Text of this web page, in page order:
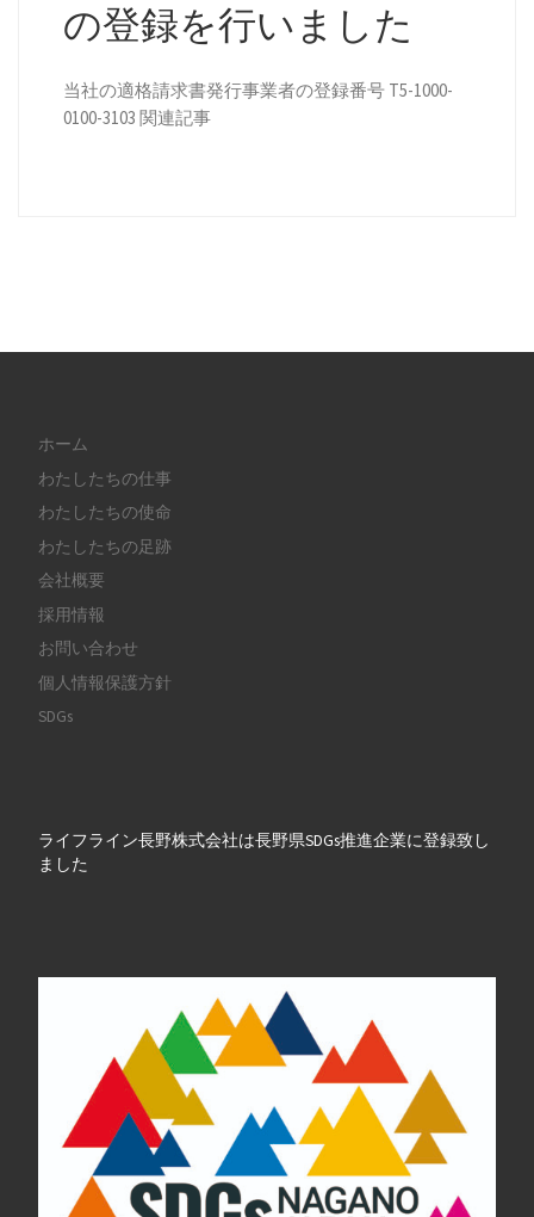
の登録を行いました
当社の適格請求書発行事業者の登録番号 T5-1000-
0100-3103 関連記事
ホーム
わたしたちの仕事
わたしたちの使命
わたしたちの足跡
会社概要
採用情報
お問い合わせ
個人情報保護方針
SDGs
ライフライン長野株式会社は長野県SDGs推進企業に登録致し
ました